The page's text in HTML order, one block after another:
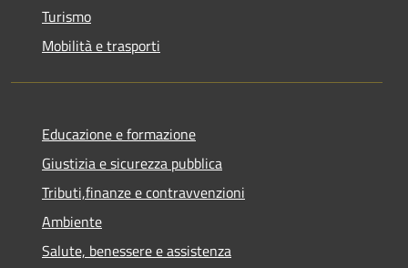
Turismo
Mobilità e trasporti
Educazione e formazione
Giustizia e sicurezza pubblica
Tributi,finanze e contravvenzioni
Ambiente
Salute, benessere e assistenza